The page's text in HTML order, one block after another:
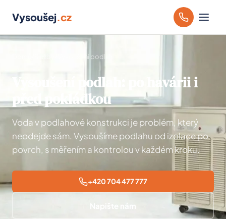
Vysoušej.cz
Vysoušení podlah
Vysoušení podlah: po havárii i
před pokládkou
Voda v podlahové konstrukci je problém, který
neodejde sám. Vysoušíme podlahu od izolace po
povrch, s měřením a kontrolou v každém kroku.
+420 704 477 777
Napište nám